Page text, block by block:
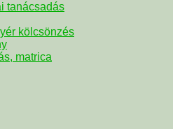
tanácsadás
kölcsönzés
matrica